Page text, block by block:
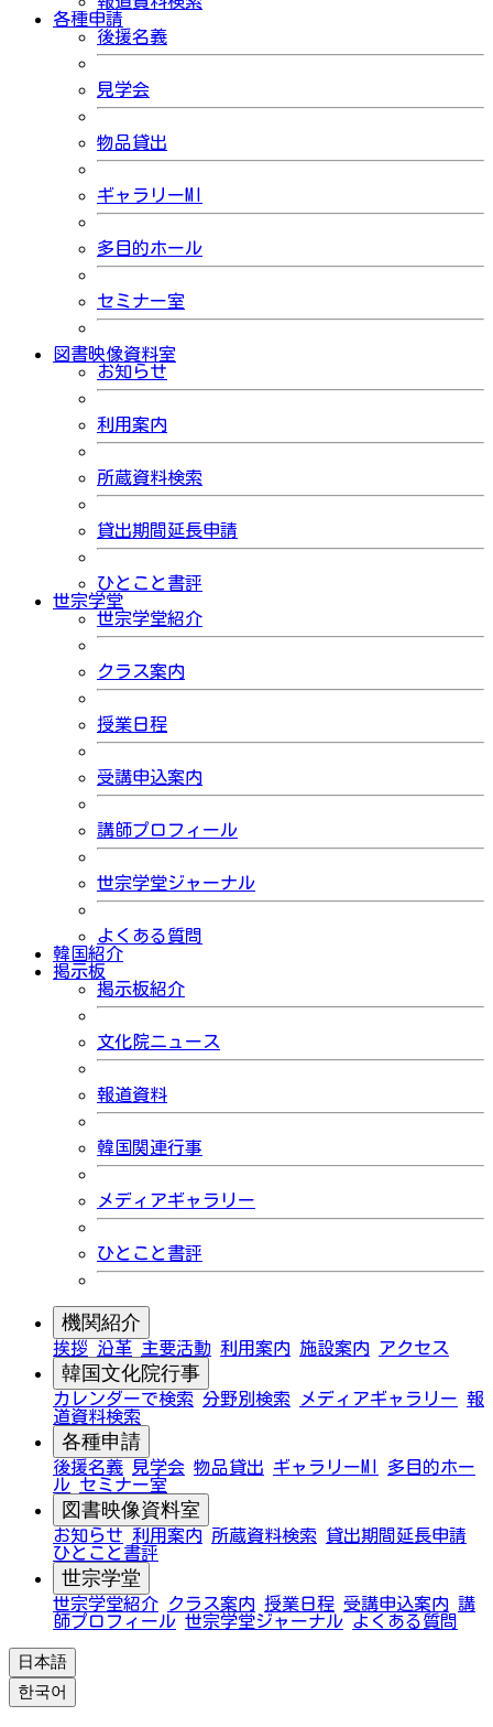
各種申請
後援名義
見学会
物品貸出
ギャラリーMI
多目的ホール
セミナー室
図書映像資料室
お知らせ
利用案内
所蔵資料検索
貸出期間延長申請
ひとこと書評
世宗学堂
世宗学堂紹介
クラス案内
授業日程
受講申込案内
講師プロフィール
世宗学堂ジャーナル
よくある質問
韓国紹介
掲示板
掲示板紹介
文化院ニュース
報道資料
韓国関連行事
メディアギャラリー
ひとこと書評
機関紹介
挨拶 沿革 主要活動 利用案内 施設案内 アクセス
韓国文化院行事
カレンダーで検索 分野別検索 メディアギャラリー 報
道資料検索
各種申請
後援名義 見学会 物品貸出 ギャラリーMI
多目的ホー
ル セミナー室
図書映像資料室
お知らせ 利用案内 所蔵資料検索
貸出期間延長申請
ひとこと書評
世宗学堂
世宗学堂紹介 クラス案内 授業日程 受講申込案内 講
師プロフィール 世宗学堂ジャーナル よくある質問
日本語
한국어